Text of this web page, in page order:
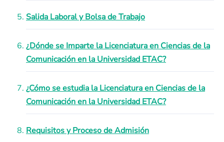
Salida Laboral y Bolsa de Trabajo
¿Dónde se Imparte la Licenciatura en Ciencias de la
Comunicación en la Universidad ETAC?
¿Cómo se estudia la Licenciatura en Ciencias de la
Comunicación en la Universidad ETAC?
Requisitos y Proceso de Admisión